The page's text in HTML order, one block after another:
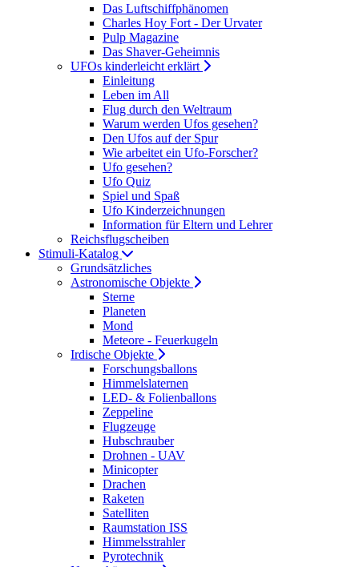
Das Luftschiffphänomen
Charles Hoy Fort - Der Urvater
Pulp Magazine
Das Shaver-Geheimnis
UFOs kinderleicht erklärt
Einleitung
Leben im All
Flug durch den Weltraum
Warum werden Ufos gesehen?
Den Ufos auf der Spur
Wie arbeitet ein Ufo-Forscher?
Ufo gesehen?
Ufo Quiz
Spiel und Spaß
Ufo Kinderzeichnungen
Information für Eltern und Lehrer
Reichsflugscheiben
Stimuli-Katalog
Grundsätzliches
Astronomische Objekte
Sterne
Planeten
Mond
Meteore - Feuerkugeln
Irdische Objekte
Forschungsballons
Himmelslaternen
LED- & Folienballons
Zeppeline
Flugzeuge
Hubschrauber
Drohnen - UAV
Minicopter
Drachen
Raketen
Satelliten
Raumstation ISS
Himmelsstrahler
Pyrotechnik